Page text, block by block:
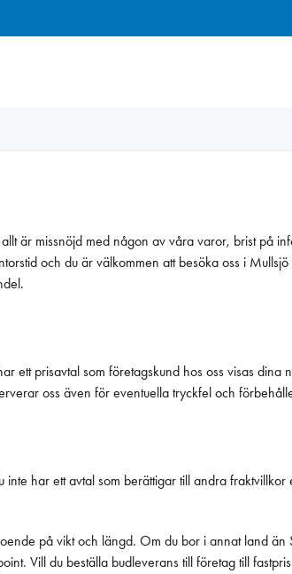
är missnöjd med någon av våra varor, brist på
och du är välkommen att besöka oss i
ett prisavtal som företagskund hos oss visas
oss även för eventuella tryckfel och
inte har ett avtal som berättigar till andra
på vikt och längd. Om du bor i annat land än
Vill du beställa budleverans till företag till